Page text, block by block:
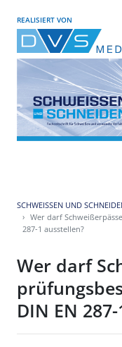
REALISIERT VON
SCHWEISSEN UND
Wer darf
287-1 ausstellen?
Wer darf
DIN EN